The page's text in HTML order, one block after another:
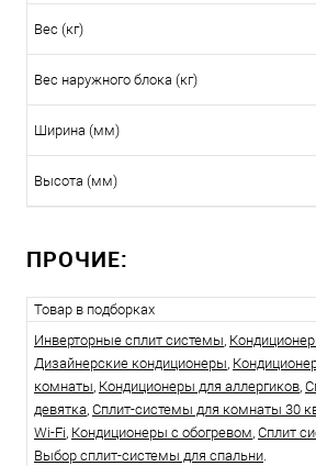
Вес (кг)
Вес наружного блока (кг)
Ширина (мм)
Высота (мм)
ПРОЧИЕ:
Товар в подборках
Инверторные сплит системы,
Дизайнерские кондиционеры,
комнаты, Кондиционеры для аллергиков,
девятка, Сплит-системы для комнаты 30
Wi-Fi, Кондиционеры с обогревом, Сплит
Выбор сплит-системы для спальни.